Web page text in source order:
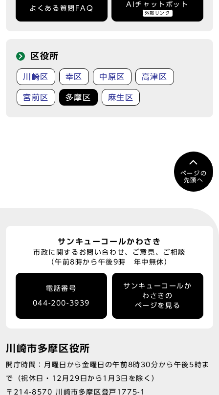
よくある質問FAQ
AIチャットボット
外部リンク
区役所
川崎区 幸区 中原区 高津区
宮前区 多摩区 麻生区
ページの
先頭へ
サンキューコールかわさき
市政に関するお問い合わせ、ご意見、ご相談
（午前8時から午後9時 年中無休）
電話番号
044-200-3939
サンキューコールか
わさきの
ページを見る
川崎市多摩区役所
開庁時間：月曜日から金曜日の午前8時30分から午後5時ま
で（祝休日・12月29日から1月3日を除く）
〒214-8570 川崎市多摩区登戸1775-1